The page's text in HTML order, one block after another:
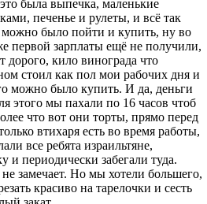
была выпечка, маленькие
печенье и рулеты, и всё так
было пойти и купить, ну во
первой зарплаты ещё не получили,
дорого, кило винограда что
стоил как пол мои рабочих дня и
можно было купить. И да, деньги
этого мы пахали по 16 часов чтоб
что вот они торты, прямо перед
втихаря есть во время работы,
все ребята израильтяне,
и периодически забегали туда.
замечает. Но мы хотели большего,
красиво на тарелочки и сесть